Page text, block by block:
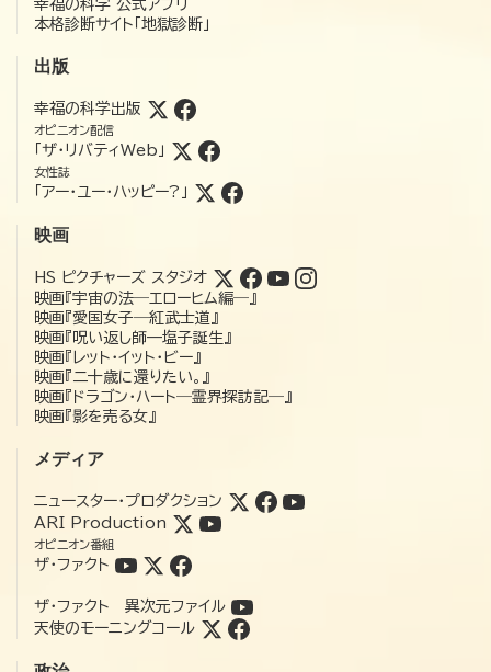
幸福の科学 公式アプリ
本格診断サイト「地獄診断」
出版
幸福の科学出版
オピニオン配信
「ザ・リバティWeb」
女性誌
「アー・ユー・ハッピー?」
映画
HS ピクチャーズ スタジオ
映画『宇宙の法―エローヒム編―』
映画『愛国女子―紅武士道』
映画『呪い返し師—塩子誕生』
映画『レット・イット・ビー』
映画『二十歳に還りたい。』
映画『ドラゴン・ハート―霊界探訪記―』
映画『影を売る女』
メディア
ニュースター・プロダクション
ARI Production
オピニオン番組
ザ・ファクト
ザ・ファクト 異次元ファイル
天使のモーニングコール